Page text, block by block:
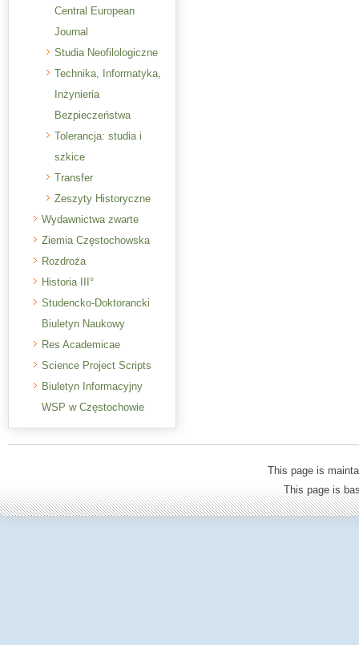
Central European
Journal
Studia Neofilologiczne
Technika, Informatyka,
Inżynieria
Bezpieczeństwa
Tolerancja: studia i
szkice
Transfer
Zeszyty Historyczne
Wydawnictwa zwarte
Ziemia Częstochowska
Rozdroża
Historia III°
Studencko-Doktorancki
Biuletyn Naukowy
Res Academicae
Science Project Scripts
Biuletyn Informacyjny
WSP w Częstochowie
This page is
This page is